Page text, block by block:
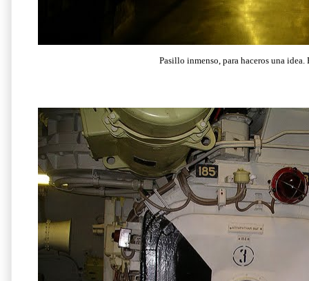
Pasillo inmenso, para haceros una